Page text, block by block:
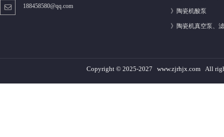
188458580@qq.com
》 陶瓷机酸泵
》 陶瓷机真空泵、
Copyright © 2025-2027 www.zjrhjx.com All